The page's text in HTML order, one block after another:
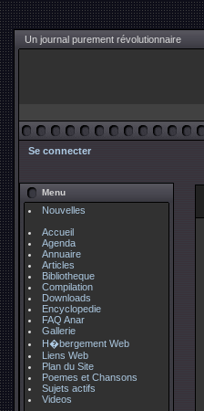
Un journal purement révolutionnaire
Se connecter
Menu
Nouvelles
Accueil
Agenda
Annuaire
Articles
Bibliotheque
Compilation
Downloads
Encyclopedie
FAQ Anar
Gallerie
H�bergement Web
Liens Web
Plan du Site
Poemes et Chansons
Sujets actifs
Videos